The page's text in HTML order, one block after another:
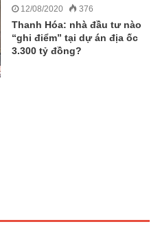
12/08/2020 376
Thanh Hóa: nhà đầu tư nào
“ghi điểm” tại dự án địa ốc
3.300 tỷ đồng?